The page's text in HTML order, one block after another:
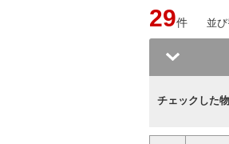
29件 並び
チェックした